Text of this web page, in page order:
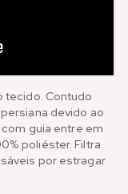
tecido. Contudo
devido ao
guia entre em
poliéster. Filtra
por estragar